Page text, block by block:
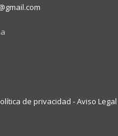
de privacidad -Aviso Legal